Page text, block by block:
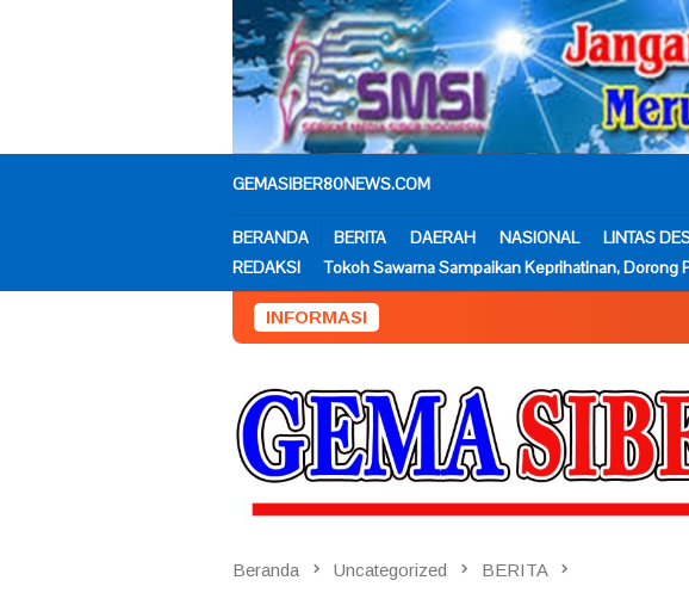
GEMASIBER80NEWS.COM
BERANDA BERITA DAERAH NASIONAL LINTAS
REDAKSI
Tokoh Sawarna Sampaikan Keprihatinan,
INFORMASI
Beranda Uncategorized BERITA